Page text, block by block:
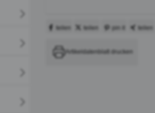
teilen teilen pin it
teilen
Artikeldatenblatt drucken